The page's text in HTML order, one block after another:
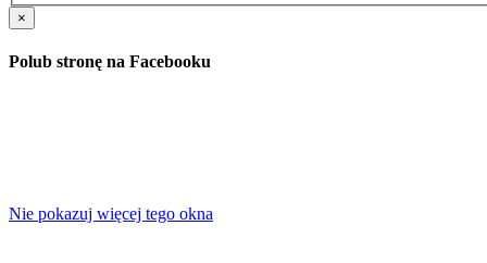
×
Polub stronę na Facebooku
Nie pokazuj więcej tego okna